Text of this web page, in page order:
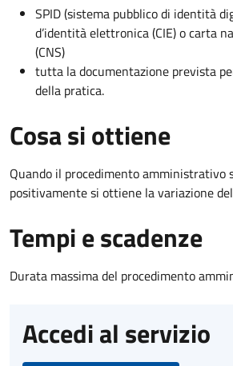
SPID (sistema pubblico di identità
d’identità elettronica (CIE) o carta
(CNS)
tutta la documentazione prevista
della pratica.
Cosa si ottiene
Quando il procedimento amministrativo
positivamente si ottiene la variazione
Tempi e scadenze
Durata massima del procedimento
Accedi al servizio